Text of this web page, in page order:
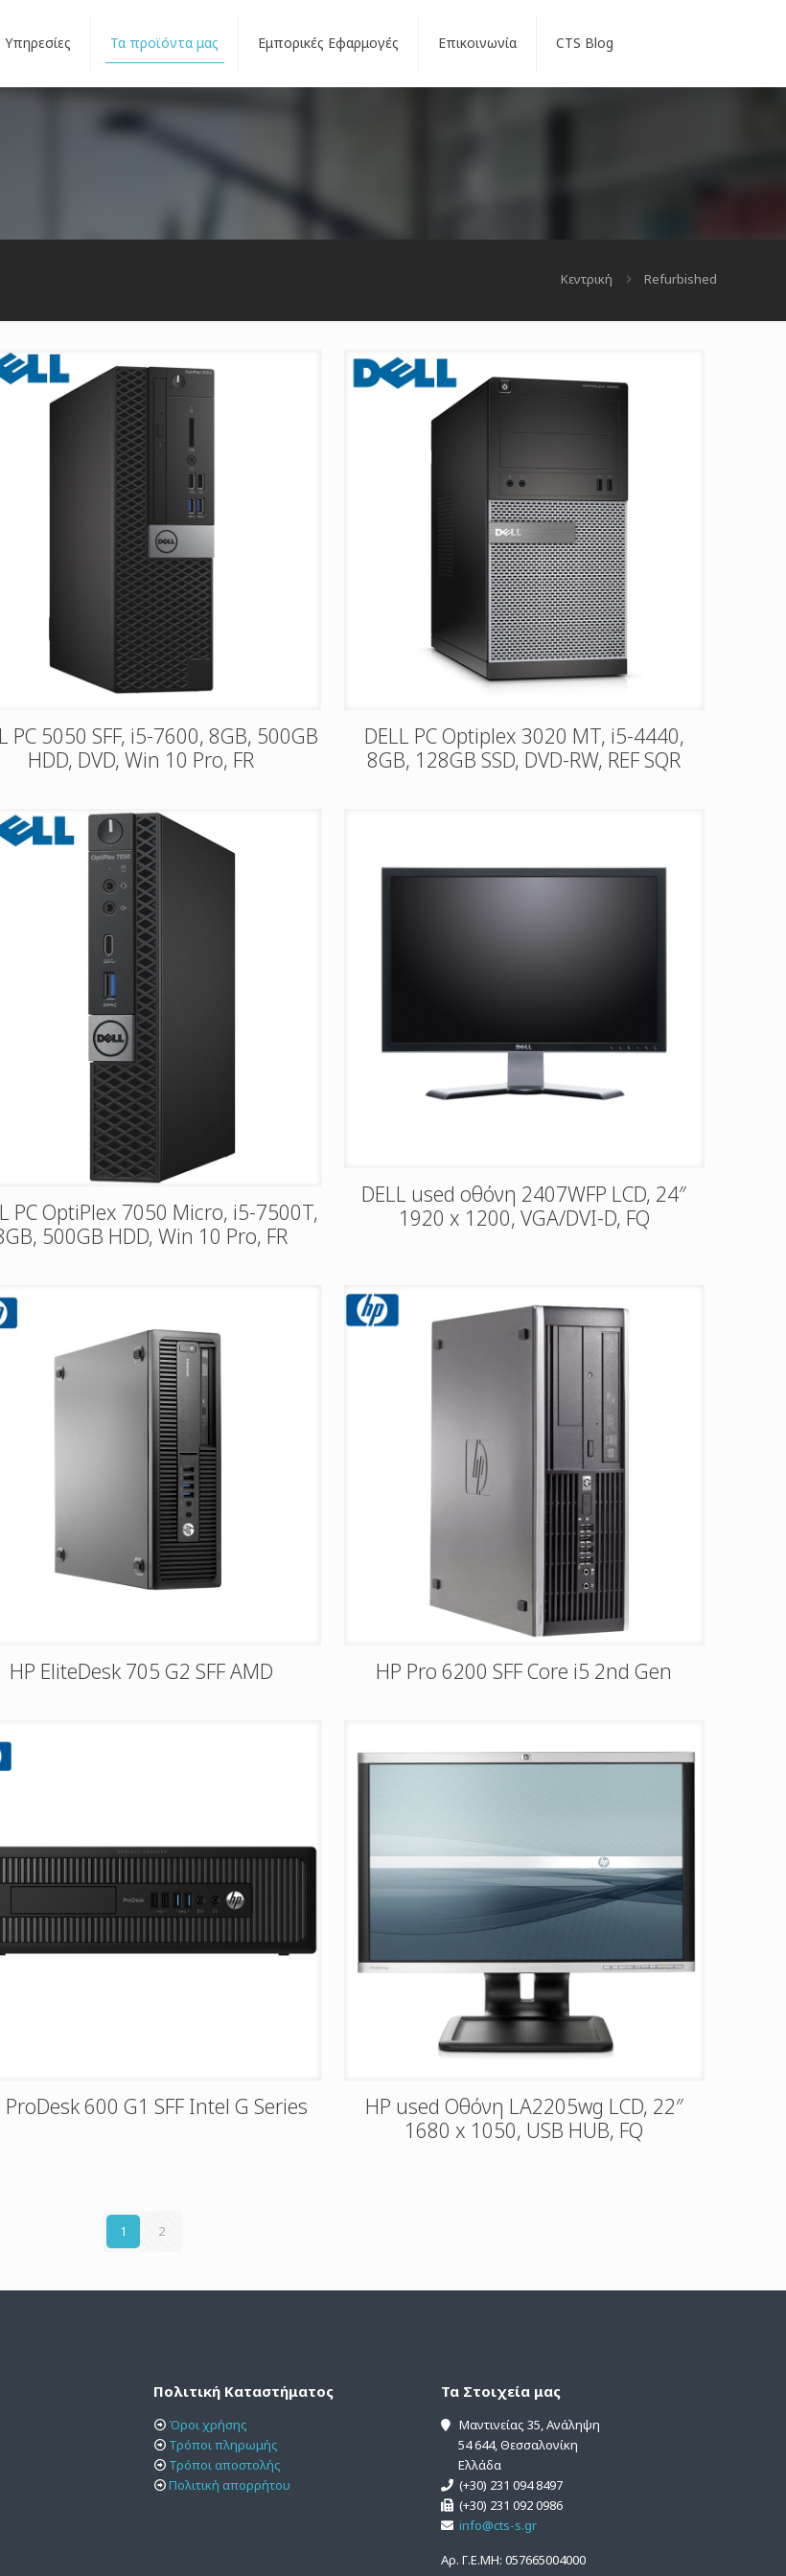
Υπηρεσίες Τα προϊόντα μας Εμπορικές Εφαρμογές Επικοινωνία CTS Blog
Κεντρική Refurbished
PC 5050 SFF, i5-7600, 8GB, 500GB
HDD, DVD, Win 10 Pro, FR
DELL PC Optiplex 3020 MT, i5-4440,
8GB, 128GB SSD, DVD-RW, REF SQR
PC OptiPlex 7050 Micro, i5-7500T,
500GB HDD, Win 10 Pro, FR
DELL used οθόνη 2407WFP LCD, 24″
1920 x 1200, VGA/DVI-D, FQ
HP EliteDesk 705 G2 SFF AMD HP Pro 6200 SFF Core i5 2nd Gen
ProDesk 600 G1 SFF Intel G Series
HP used Οθόνη LA2205wg LCD, 22″
1680 x 1050, USB HUB, FQ
1 2
Πολιτική Καταστήματος
Όροι χρήσης
Τρόποι πληρωμής
Τρόποι αποστολής
Πολιτική απορρήτου
Τα Στοιχεία μας
Μαντινείας 35, Ανάληψη
54 644, Θεσσαλονίκη
Ελλάδα
(+30) 231 094 8497
(+30) 231 092 0986
info@cts-s.gr
Αρ. Γ.Ε.ΜΗ: 057665004000